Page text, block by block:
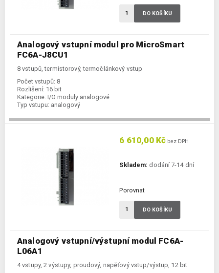
Analogový vstupní modul pro MicroSmart
FC6A-J8CU1
8 vstupů, termistorový, termočlánkový vstup
Počet vstupů: 8
Rozlišení: 16 bit
Kategorie: I/O moduly analogové
Typ vstupu: analogový
DO KOŠÍKU
Analogový vstupní/výstupní modul FC6A-
L06A1
4 vstupy, 2 výstupy, proudový, napěťový vstup/výstup, 12 bit
6 610,00 Kč bez DPH
Skladem: dodání 7-14 dní
Porovnat
DO KOŠÍKU